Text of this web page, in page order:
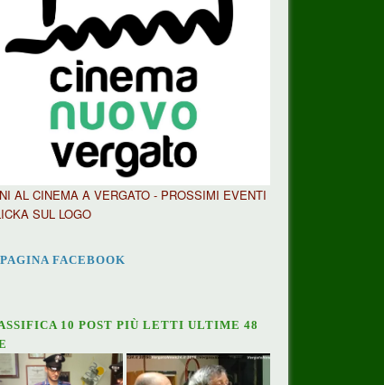
AL CINEMA A VERGATO - PROSSIMI EVENTI
SUL LOGO
FACEBOOK
10 POST PIÙ LETTI ULTIME 48